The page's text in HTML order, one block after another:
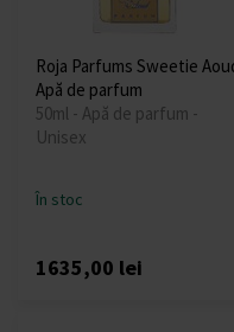
Roja Parfums Sweetie
Apă de parfum
50ml - Apă de parfum -
Unisex
În stoc
1635,00 lei